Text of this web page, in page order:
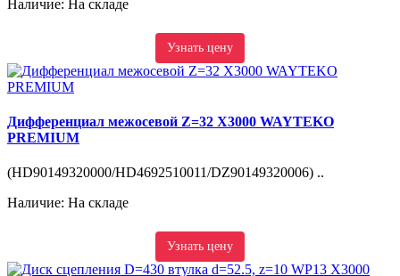
Наличие: На складе
Узнать цену
Дифференциал межосевой Z=32 X3000 WAYTEKO
PREMIUM
(HD90149320000/HD4692510011/DZ90149320006) ..
Наличие: На складе
Узнать цену